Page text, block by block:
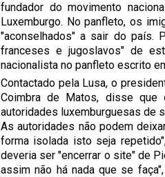
fundador do movimento
Luxemburgo. No panfleto, os
"aconselhados" a sair do país.
franceses e jugoslavos" de
nacionalista no panfleto escrito
Contactado pela Lusa, o
Coimbra de Matos, disse
autoridades luxemburguesas de
As autoridades não podem
forma isolada isto seja
deveria ser "encerrar o site" de
assim não há nada que se